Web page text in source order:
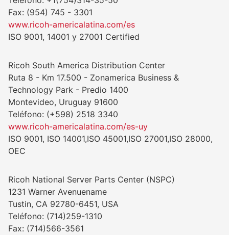
Fax: (954) 745 - 3301
www.ricoh-americalatina.com/es
ISO 9001, 14001 y 27001 Certified
Ricoh South America Distribution Center
Ruta 8 - Km 17.500 - Zonamerica Business &
Technology Park - Predio 1400
Montevideo, Uruguay 91600
Teléfono: (+598) 2518 3340
www.ricoh-americalatina.com/es-uy
ISO 9001, ISO 14001,ISO 45001,ISO 27001,ISO 28000,
OEC
Ricoh National Server Parts Center (NSPC)
1231 Warner Avenuename
Tustin, CA 92780-6451, USA
Teléfono: (714)259-1310
Fax: (714)566-3561